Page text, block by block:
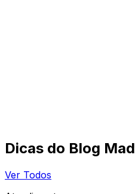
Dicas do Blog
Ver Todos